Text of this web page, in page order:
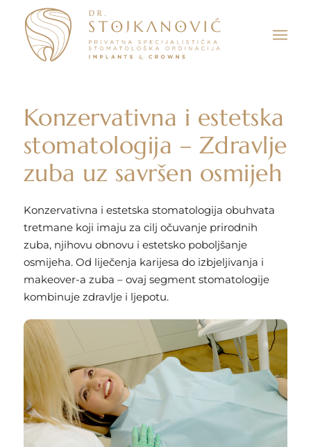
Konzervativna i estetska
stomatologija – Zdravlje
zuba uz savršen osmijeh
Konzervativna i estetska stomatologija obuhvata
tretmane koji imaju za cilj očuvanje prirodnih
zuba, njihovu obnovu i estetsko poboljšanje
osmijeha. Od liječenja karijesa do izbjeljivanja i
makeover-a zuba – ovaj segment stomatologije
kombinuje zdravlje i ljepotu.